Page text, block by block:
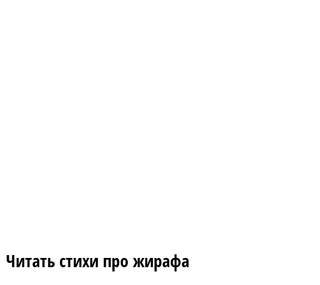
Читать стихи про жирафа